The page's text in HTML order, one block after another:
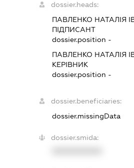
dossier.heads:
ПАВЛЕНКО НАТАЛІЯ
ПІДПИСАНТ
dossier.position -
ПАВЛЕНКО НАТАЛІЯ
КЕРІВНИК
dossier.position -
dossier.beneficiaries:
dossier.missingData
dossier.smida: